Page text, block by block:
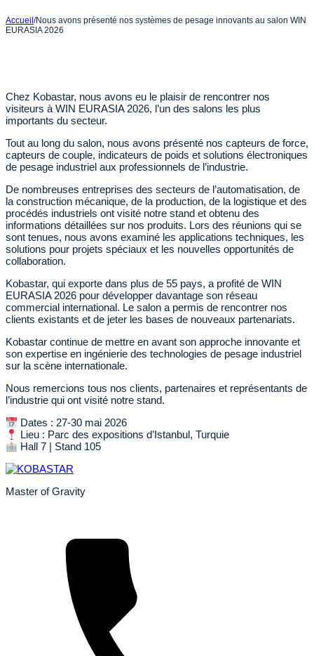
Accueil /Nous avons présenté nos systèmes de pesage innovants au salon WIN
EURASIA 2026
Chez Kobastar, nous avons eu le plaisir de rencontrer nos
visiteurs à WIN EURASIA 2026, l’un des salons les plus
importants du secteur.
Tout au long du salon, nous avons présenté nos capteurs de force,
capteurs de couple, indicateurs de poids et solutions électroniques
de pesage industriel aux professionnels de l’industrie.
De nombreuses entreprises des secteurs de l’automatisation, de
la construction mécanique, de la production, de la logistique et des
procédés industriels ont visité notre stand et obtenu des
informations détaillées sur nos produits. Lors des réunions qui se
sont tenues, nous avons examiné les applications techniques, les
solutions pour projets spéciaux et les nouvelles opportunités de
collaboration.
Kobastar, qui exporte dans plus de 55 pays, a profité de WIN
EURASIA 2026 pour développer davantage son réseau
commercial international. Le salon a permis de rencontrer nos
clients existants et de jeter les bases de nouveaux partenariats.
Kobastar continue de mettre en avant son approche innovante et
son expertise en ingénierie des technologies de pesage industriel
sur la scène internationale.
Nous remercions tous nos clients, partenaires et représentants de
l’industrie qui ont visité notre stand.
Dates : 27-30 mai 2026
Lieu : Parc des expositions d’Istanbul, Turquie
Hall 7 | Stand 105
Master of Gravity